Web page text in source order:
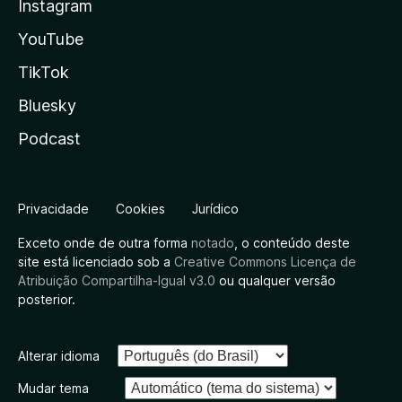
Instagram
YouTube
TikTok
Bluesky
Podcast
Privacidade Cookies Jurídico
Exceto onde de outra forma notado , o conteúdo deste
site está licenciado sob a Creative Commons Licença de
Atribuição Compartilha-Igual v3.0 ou qualquer versão
posterior.
Alterar idioma
Mudar tema